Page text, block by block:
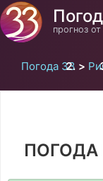
прогноз
Погода 33